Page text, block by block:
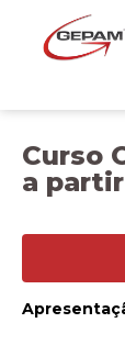
Curso
a